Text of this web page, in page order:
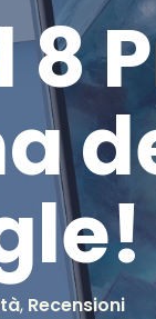
, Recensioni